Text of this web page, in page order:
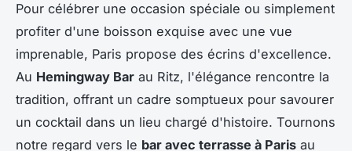
Pour célébrer une occasion spéciale ou simplement
profiter d'une boisson exquise avec une vue
imprenable, Paris propose des écrins d'excellence.
Au Hemingway Bar au Ritz, l'élégance rencontre la
tradition, offrant un cadre somptueux pour savourer
un cocktail dans un lieu chargé d'histoire. Tournons
notre regard vers le bar avec terrasse à Paris au